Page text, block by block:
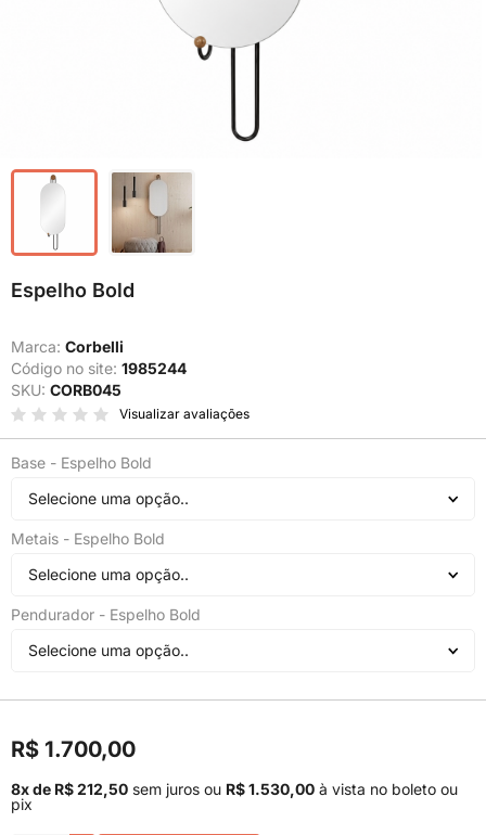
Espelho Bold
Marca: Corbelli
Código no site: 1985244
SKU: CORB045
Visualizar avaliações
Base - Espelho Bold
Selecione uma opção..
Metais - Espelho Bold
Selecione uma opção..
Pendurador - Espelho Bold
Selecione uma opção..
R$ 1.700,00
8x de R$ 212,50 sem juros ou R$ 1.530,00 à vista no boleto ou
pix